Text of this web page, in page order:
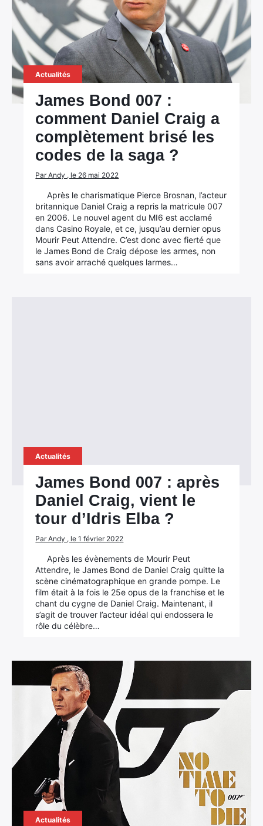
Actualités
James Bond 007 :
comment Daniel Craig a
complètement brisé les
codes de la saga ?
Par Andy , le 26 mai 2022
Après le charismatique Pierce Brosnan, l’acteur
britannique Daniel Craig a repris la matricule 007
en 2006. Le nouvel agent du MI6 est acclamé
dans Casino Royale, et ce, jusqu’au dernier opus
Mourir Peut Attendre. C’est donc avec fierté que
le James Bond de Craig dépose les armes, non
sans avoir arraché quelques larmes…
Actualités
James Bond 007 : après
Daniel Craig, vient le
tour d’Idris Elba ?
Par Andy , le 1 février 2022
Après les évènements de Mourir Peut
Attendre, le James Bond de Daniel Craig quitte la
scène cinématographique en grande pompe. Le
film était à la fois le 25e opus de la franchise et le
chant du cygne de Daniel Craig. Maintenant, il
s’agit de trouver l’acteur idéal qui endossera le
rôle du célèbre…
Actualités